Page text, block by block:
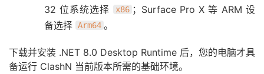
32 位系统选择
x86 ；Surface Pro X 等 ARM 设
备选择 Arm64 。
下载并安装 .NET 8.0 Desktop Runtime 后，您的电脑才具
备运行 ClashN 当前版本所需的基础环境。